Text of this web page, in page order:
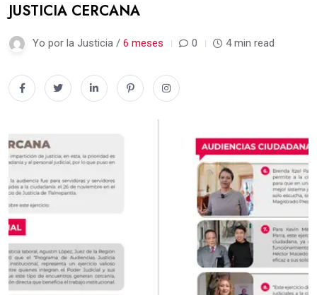
JUSTICIA CERCANA
Yo por la Justicia / 6 meses 0 4 min read